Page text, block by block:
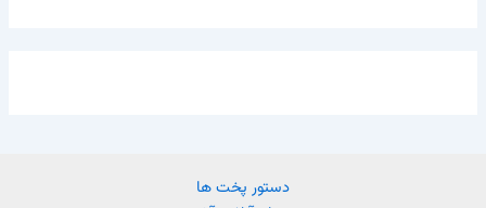
دستور پخت ها